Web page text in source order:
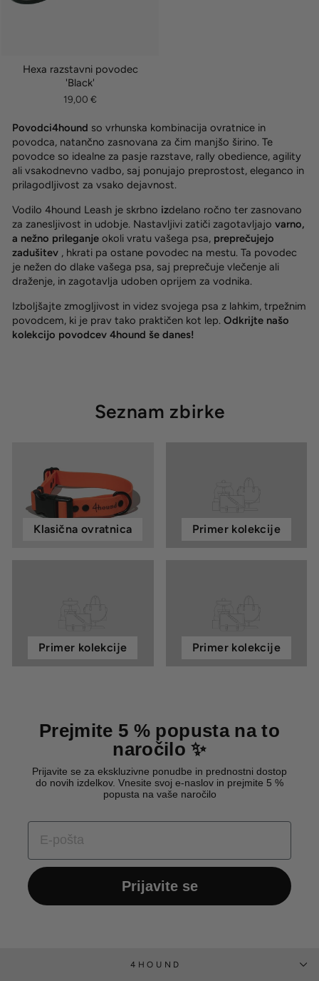
Hexa razstavni povodec
'Black'
19,00 €
Povodci4hound so vrhunska kombinacija ovratnice in
povodca, natančno zasnovana za čim manjšo širino. Te
povodce so idealne za pasje razstave, rally obedience, agility
ali vsakodnevno vadbo, saj ponujajo preprostost, eleganco in
prilagodljivost za vsako dejavnost.
Vodilo 4hound Leash je skrbno izdelano ročno ter zasnovano
za zanesljivost in udobje. Nastavljivi zatiči zagotavljajo varno,
a nežno prileganje okoli vratu vašega psa, preprečujejo
zadušitev , hkrati pa ostane povodec na mestu. Ta povodec
je nežen do dlake vašega psa, saj preprečuje vlečenje ali
draženje, in zagotavlja udoben oprijem za vodnika.
Izboljšajte zmogljivost in videz svojega psa z lahkim, trpežnim
povodcem, ki je prav tako praktičen kot lep. Odkrijte našo
kolekcijo povodcev 4hound še danes!
Seznam zbirke
Klasična ovratnica Primer kolekcije
Primer kolekcije Primer kolekcije
Prejmite 5 % popusta na to
naročilo ✨
Prijavite se za ekskluzivne ponudbe in prednostni dostop
do novih izdelkov. Vnesite svoj e-naslov in prejmite 5 %
popusta na vaše naročilo
E-POŠTA
Prijavite se
4HOUND